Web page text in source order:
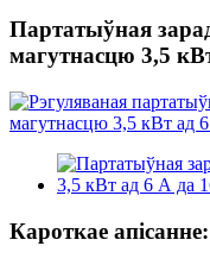
Партатыўная
магутнасцю 3,5
Кароткае апісанне: